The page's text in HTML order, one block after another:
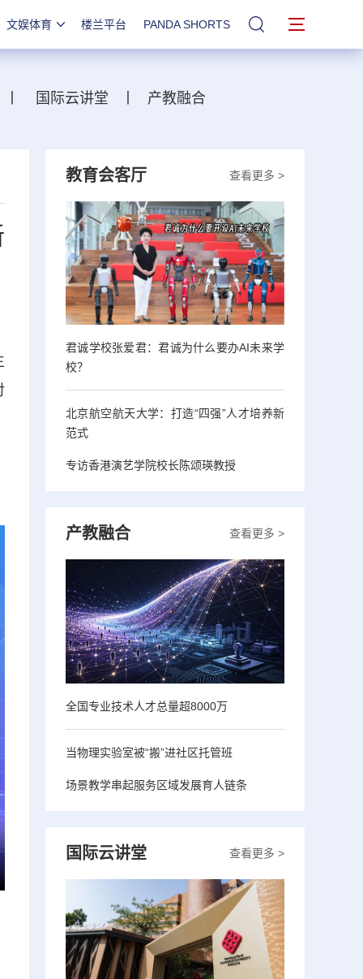
文娱体育 楼兰平台 PANDA SHORTS 站内搜索
国际云讲堂 产教融合
查看更多 >
教育会客厅
君诚学校张爱君：君诚为什么要办AI未来学
校？
北京航空航天大学：打造“四强”人才培养新
范式
专访香港演艺学院校长陈颂瑛教授
查看更多 >
产教融合
全国专业技术人才总量超8000万
当物理实验室被“搬”进社区托管班
场景教学串起服务区域发展育人链条
查看更多 >
国际云讲堂